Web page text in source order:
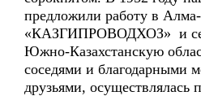
предложили работу в
«КАЗГИПРОВОДХОЗ» и
Южно-Казахстанскую
соседями и благодарными
друзьями, осуществлялась